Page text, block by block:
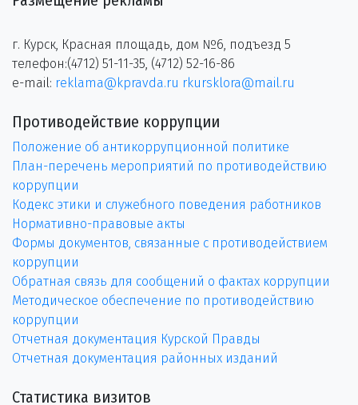
г. Курск, Красная площадь, дом №6, подъезд 5
телефон:(4712) 51-11-35, (4712) 52-16-86
e-mail: reklama@kpravda.ru rkursklora@mail.ru
Противодействие коррупции
Положение об антикоррупционной политике
План-перечень мероприятий по противодействию
коррупции
Кодекс этики и служебного поведения работников
Нормативно-правовые акты
Формы документов, связанные с противодействием
коррупции
Обратная связь для сообщений о фактах коррупции
Методическое обеспечение по противодействию
коррупции
Отчетная документация Курской Правды
Отчетная документация районных изданий
Статистика визитов